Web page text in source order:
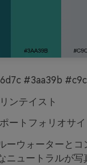
#3aa39b
ンテイスト
ートフォリオサイ
ーウォーターとコ
ニュートラルが写